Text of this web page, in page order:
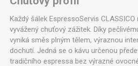
Každý šálek EspressoServis
vyvážený chuťový zážitek. Díky
vyniká směs plným tělem, výraznou
dochutí. Jedná se o kávu určenou
tradičního espressa bez výrazné